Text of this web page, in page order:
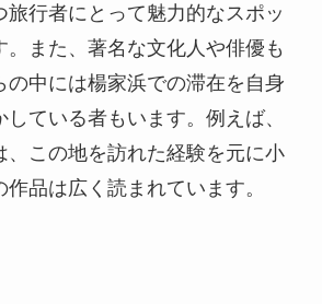
旅行者にとって魅力的なスポッ
。また、著名な文化人や俳優も
の中には楊家浜での滞在を自身
ている者もいます。例えば、
、この地を訪れた経験を元に小
品は広く読まれています。